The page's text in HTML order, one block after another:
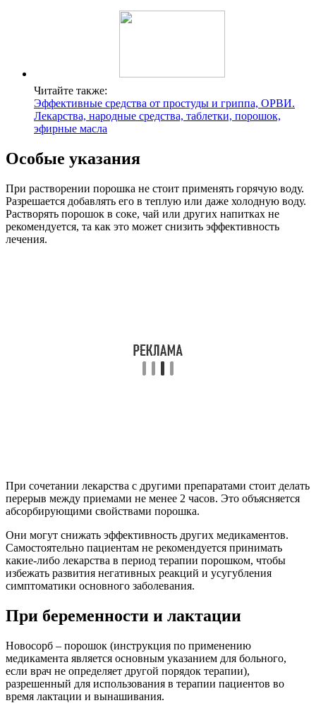
Читайте также:
Эффективные средства от простуды и гриппа, ОРВИ.
Лекарства, народные средства, таблетки, порошок,
эфирные масла
Особые указания
При растворении порошка не стоит применять горячую воду.
Разрешается добавлять его в теплую или даже холодную воду.
Растворять порошок в соке, чай или других напитках не
рекомендуется, та как это может снизить эффективность
лечения.
При сочетании лекарства с другими препаратами стоит делать
перерыв между приемами не менее 2 часов. Это объясняется
абсорбирующими свойствами порошка.
Они могут снижать эффективность других медикаментов.
Самостоятельно пациентам не рекомендуется принимать
какие-либо лекарства в период терапии порошком, чтобы
избежать развития негативных реакций и усугубления
симптоматики основного заболевания.
При беременности и лактации
Новосорб – порошок (инструкция по применению
медикамента является основным указанием для больного,
если врач не определяет другой порядок терапии),
разрешенный для использования в терапии пациентов во
время лактации и вынашивания.